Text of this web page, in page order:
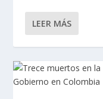
LEER MÁS